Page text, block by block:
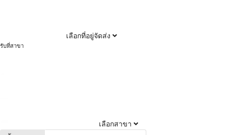
เลือกที่อยู่จัดส่ง
รับที่สาขา
เลือกสาขา